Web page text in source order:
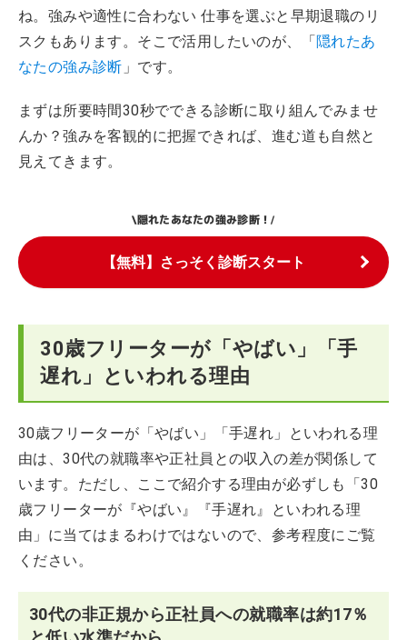
ね。強みや適性に合わない 仕事を選ぶと早期退職のリ
スクもあります。そこで活用したいのが、「隠れたあ
なたの強み診断 」です。
まずは所要時間30秒でできる診断に取り組んでみませ
んか？強みを客観的に把握できれば、進む道も自然と
見えてきます。
\隠れたあなたの強み診断！/
【無料】さっそく診断スタート
30歳フリーターが「やばい」「手
遅れ」といわれる理由
30歳フリーターが「やばい」「手遅れ」といわれる理
由は、30代の就職率や正社員との収入の差が関係して
います。ただし、ここで紹介する理由が必ずしも「30
歳フリーターが『やばい』『手遅れ』といわれる理
由」に当てはまるわけではないので、参考程度にご覧
ください。
30代の非正規から正社員への就職率は約17％